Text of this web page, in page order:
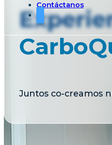
Contáctanos
Juntos co-creamos